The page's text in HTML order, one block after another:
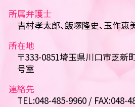
所属弁護士
吉村孝太郎、飯塚隆史、玉作恵
所在地
〒333-0851埼玉県川口市芝新
号室
連絡先
TEL:048-485-9960 / FAX:048-